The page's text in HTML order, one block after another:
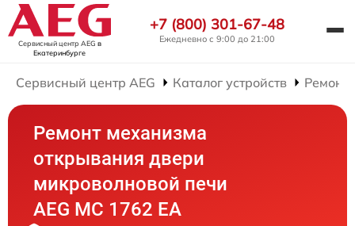
Сервисный центр AEG в
Екатеринбурге
+7 (800) 301-67-48
Ежедневно с 9:00 до 21:00
Сервисный центр AEG Каталог устройств Ремонт
Ремонт механизма
открывания двери
микроволновой печи
AEG MC 1762 EA